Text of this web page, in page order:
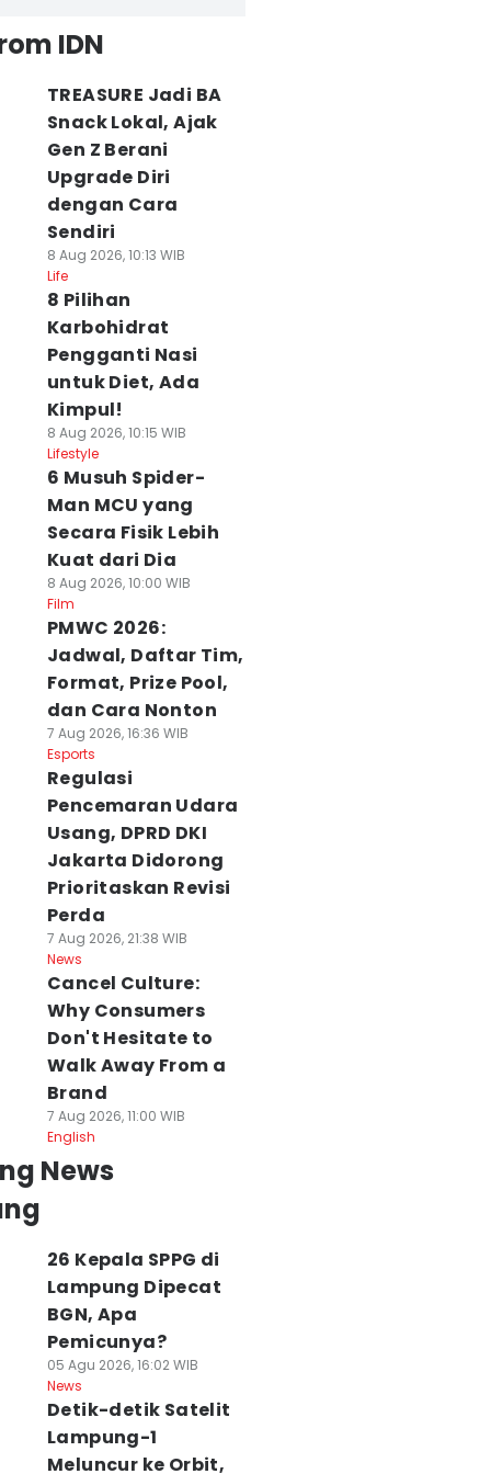
IDN
TREASURE Jadi BA
Snack Lokal, Ajak
Gen Z Berani
Upgrade Diri
dengan Cara
Sendiri
8 Aug 2026, 10:13 WIB
Life
8 Pilihan
Karbohidrat
Pengganti Nasi
untuk Diet, Ada
Kimpul!
8 Aug 2026, 10:15 WIB
Lifestyle
6 Musuh Spider-
Man MCU yang
Secara Fisik Lebih
Kuat dari Dia
8 Aug 2026, 10:00 WIB
Film
PMWC 2026:
Jadwal, Daftar Tim,
Format, Prize Pool,
dan Cara Nonton
7 Aug 2026, 16:36 WIB
Esports
Regulasi
Pencemaran Udara
Usang, DPRD DKI
Jakarta Didorong
Prioritaskan Revisi
Perda
7 Aug 2026, 21:38 WIB
News
Cancel Culture:
Why Consumers
Don't Hesitate to
Walk Away From a
Brand
7 Aug 2026, 11:00 WIB
English
News
26 Kepala SPPG di
Lampung Dipecat
BGN, Apa
Pemicunya?
05 Agu 2026, 16:02 WIB
News
Detik-detik Satelit
Lampung-1
Meluncur ke Orbit,